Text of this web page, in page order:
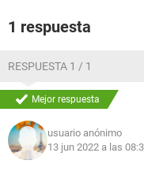
1 respuesta
RESPUESTA 1 / 1
Mejor respuesta
usuario anónimo
13 jun 2022 a las